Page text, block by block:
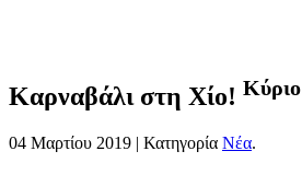
Καρναβάλι στη Χίο! Κύριο
04 Μαρτίου 2019 | Κατηγορία Νέα.